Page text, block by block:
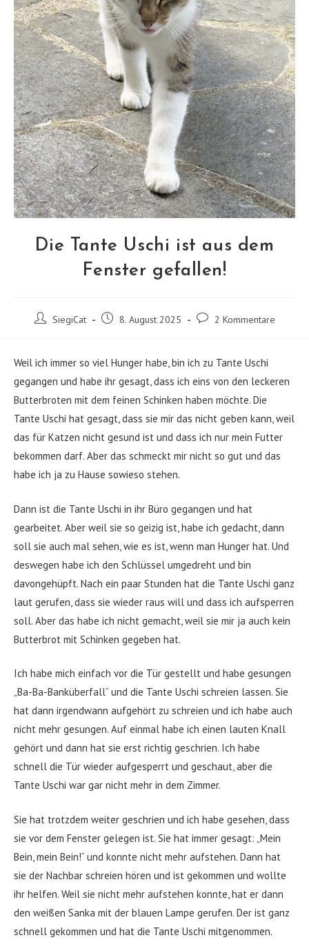
Die Tante Uschi ist aus dem
Fenster gefallen!
Beitrags-SiegiCat
Beitrag8. August 2025
Beitrags-2 Kommentare
Weil ich immer so viel Hunger habe, bin ich zu Tante Uschi
gegangen und habe ihr gesagt, dass ich eins von den leckeren
Butterbroten mit dem feinen Schinken haben möchte. Die
Tante Uschi hat gesagt, dass sie mir das nicht geben kann, weil
das für Katzen nicht gesund ist und dass ich nur mein Futter
bekommen darf. Aber das schmeckt mir nicht so gut und das
habe ich ja zu Hause sowieso stehen.
Dann ist die Tante Uschi in ihr Büro gegangen und hat
gearbeitet. Aber weil sie so geizig ist, habe ich gedacht, dann
soll sie auch mal sehen, wie es ist, wenn man Hunger hat. Und
deswegen habe ich den Schlüssel umgedreht und bin
davongehüpft. Nach ein paar Stunden hat die Tante Uschi ganz
laut gerufen, dass sie wieder raus will und dass ich aufsperren
soll. Aber das habe ich nicht gemacht, weil sie mir ja auch kein
Butterbrot mit Schinken gegeben hat.
Ich habe mich einfach vor die Tür gestellt und habe gesungen
„Ba-Ba-Banküberfall“ und die Tante Uschi schreien lassen. Sie
hat dann irgendwann aufgehört zu schreien und ich habe auch
nicht mehr gesungen. Auf einmal habe ich einen lauten Knall
gehört und dann hat sie erst richtig geschrien. Ich habe
schnell die Tür wieder aufgesperrt und geschaut, aber die
Tante Uschi war gar nicht mehr in dem Zimmer.
Sie hat trotzdem weiter geschrien und ich habe gesehen, dass
sie vor dem Fenster gelegen ist. Sie hat immer gesagt: „Mein
Bein, mein Bein!“ und konnte nicht mehr aufstehen. Dann hat
sie der Nachbar schreien hören und ist gekommen und wollte
ihr helfen. Weil sie nicht mehr aufstehen konnte, hat er dann
den weißen Sanka mit der blauen Lampe gerufen. Der ist ganz
schnell gekommen und hat die Tante Uschi mitgenommen.